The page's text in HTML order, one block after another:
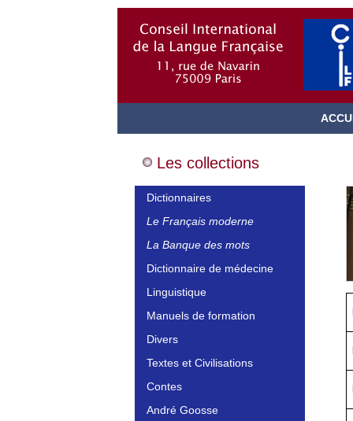
Les collections
Dictionnaires
Le Français moderne
La Banque des mots
Dictionnaire de médecine
Linguistique
Manuels de formation
Divers
Textes et Civilisations
Contes
André Goosse